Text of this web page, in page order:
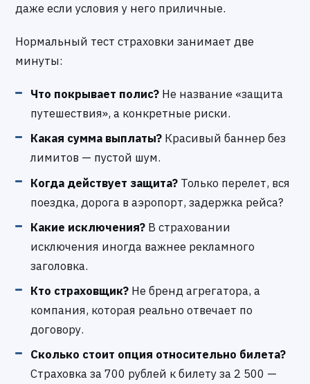
даже если условия у него приличные.
Нормальный тест страховки занимает две
минуты:
Что покрывает полис? Не название «защита
путешествия», а конкретные риски.
Какая сумма выплаты? Красивый баннер без
лимитов — пустой шум.
Когда действует защита? Только перелет, вся
поездка, дорога в аэропорт, задержка рейса?
Какие исключения? В страховании
исключения иногда важнее рекламного
заголовка.
Кто страховщик? Не бренд агрегатора, а
компания, которая реально отвечает по
договору.
Сколько стоит опция относительно билета?
Страховка за 700 рублей к билету за 2 500 —